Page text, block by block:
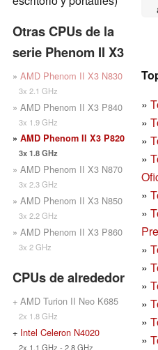
Otras CPUs de la
serie Phenom II X3
» AMD Phenom II X3 N830
3x 2.1 GHz
» AMD Phenom II X3 P840
3x 1.9 GHz
» AMD Phenom II X3 P820
3x 1.8 GHz
» AMD Phenom II X3 N870
3x 2.3 GHz
» AMD Phenom II X3 N850
3x 2.2 GHz
» AMD Phenom II X3 P860
3x 2 GHz
CPUs de alrededor
+ AMD Turion II Neo K685
2x 1.8 GHz
+ Intel Celeron N4020
2x 1.1 GHz - 2.8 GHz
»
»
»
»
»
»
»
»
»
»
»
»